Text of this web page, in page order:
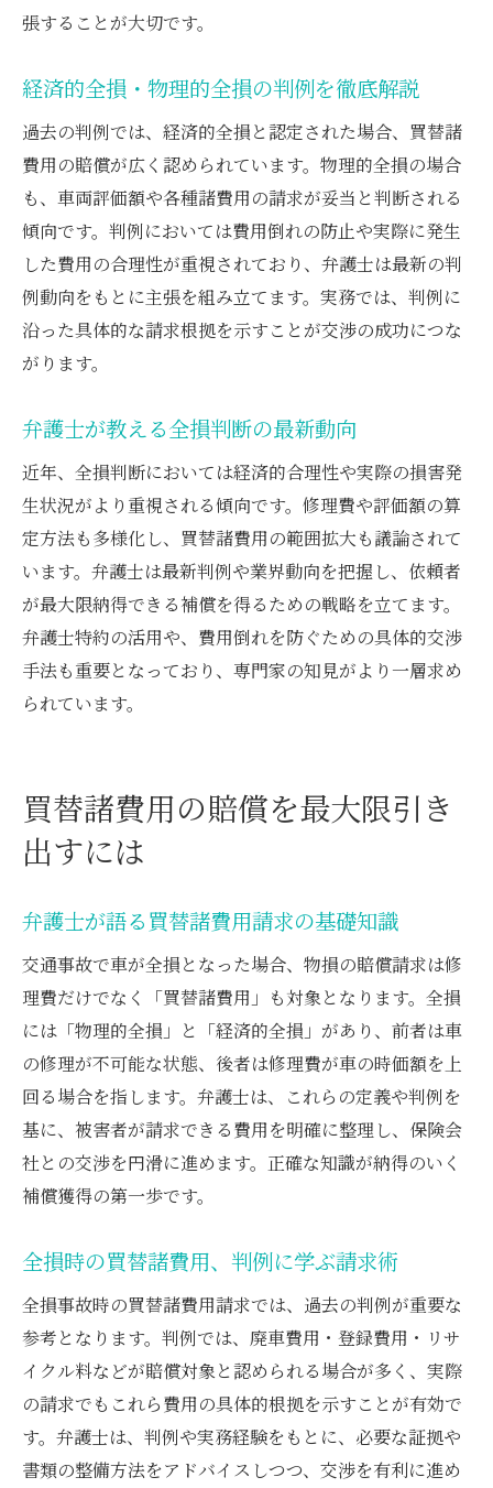
張することが大切です。
経済的全損・物理的全損の判例を徹底解説
過去の判例では、経済的全損と認定された場合、買替諸
費用の賠償が広く認められています。物理的全損の場合
も、車両評価額や各種諸費用の請求が妥当と判断される
傾向です。判例においては費用倒れの防止や実際に発生
した費用の合理性が重視されており、弁護士は最新の判
例動向をもとに主張を組み立てます。実務では、判例に
沿った具体的な請求根拠を示すことが交渉の成功につな
がります。
弁護士が教える全損判断の最新動向
近年、全損判断においては経済的合理性や実際の損害発
生状況がより重視される傾向です。修理費や評価額の算
定方法も多様化し、買替諸費用の範囲拡大も議論されて
います。弁護士は最新判例や業界動向を把握し、依頼者
が最大限納得できる補償を得るための戦略を立てます。
弁護士特約の活用や、費用倒れを防ぐための具体的交渉
手法も重要となっており、専門家の知見がより一層求め
られています。
買替諸費用の賠償を最大限引き
出すには
弁護士が語る買替諸費用請求の基礎知識
交通事故で車が全損となった場合、物損の賠償請求は修
理費だけでなく「買替諸費用」も対象となります。全損
には「物理的全損」と「経済的全損」があり、前者は車
の修理が不可能な状態、後者は修理費が車の時価額を上
回る場合を指します。弁護士は、これらの定義や判例を
基に、被害者が請求できる費用を明確に整理し、保険会
社との交渉を円滑に進めます。正確な知識が納得のいく
補償獲得の第一歩です。
全損時の買替諸費用、判例に学ぶ請求術
全損事故時の買替諸費用請求では、過去の判例が重要な
参考となります。判例では、廃車費用・登録費用・リサ
イクル料などが賠償対象と認められる場合が多く、実際
の請求でもこれら費用の具体的根拠を示すことが有効で
す。弁護士は、判例や実務経験をもとに、必要な証拠や
書類の整備方法をアドバイスしつつ、交渉を有利に進め